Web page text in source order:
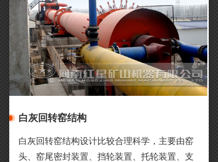
白灰回转窑结构
白灰回转窑结构设计比较合理科学，主要由窑
头、窑尾密封装置、挡轮装置、托轮装置、支